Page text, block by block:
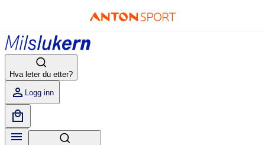
Hva leter du etter?
Logg inn